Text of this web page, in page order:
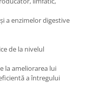
a enzimelor digestive
de la nivelul
la ameliorarea lui
a întregului